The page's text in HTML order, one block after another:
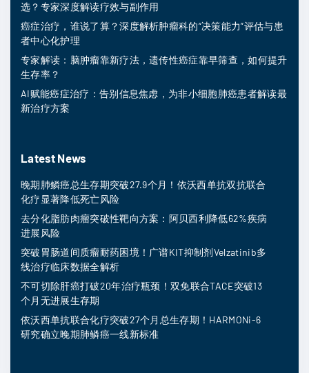
选？专家深度解读疗效与副作用
癌症治疗，谁说了算？深度解析肿瘤科的“决策能力”评估与患
者中心化护理
专家解读：脑肿瘤靠新疗法，遗传性癌症靠早筛查，如何提升
生存率？
AI赋能癌症治疗：告别信息焦虑，为非小细胞肺癌患者解读最
新治疗方案
Latest News
晚期肺鳞癌总生存期突破27.9个月！依沃西单抗双抗联合
化疗显著降低死亡风险
去分化脂肪肉瘤突破性靶向方案：阿贝西利降低62%疾病
进展风险
突破胃肠道间质瘤耐药困境！广谱KIT抑制剂Velzatinib多
线治疗临床数据全解析
不可切除肝癌打破20年治疗瓶颈！双免联合TACE突破13
个月无进展生存期
依沃西单抗联合化疗突破27个月总生存期！HARMONi-6
研究确立晚期肺鳞癌一线新标准